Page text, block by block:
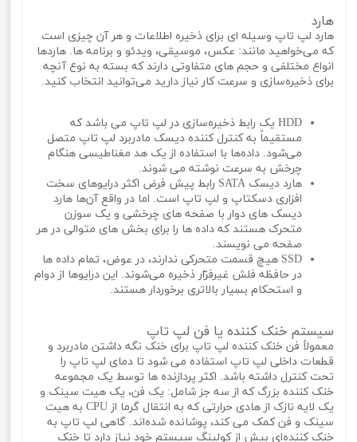
هارد
هارد لپ تاپ وسیله ای برای ذخیره اطلاعات و هر آن چیزی است
که می‌خواهید مانند: عکس، موسیقی، ویدئو و برنامه ها. هاردها
انواع مختلفی و حجم های متفاوتی دارند که بسته به نوع آنچه
برای ذخیره‌سازی و سرعت کار نیاز دارید می‌توانید انتخاب کنید.
HDD یک رابط ذخیره‌سازی در لپ تاپ می باشد که
مستقیماً به کنترل کننده دیسک مادربرد لپ تاپ متصل
می‌شود. داده‌ها با استفاده از یک هد مغناطیسی هنگام
چرخش به سرعت نوشته می‌ شوند.
هارد دیسک SATA رابط پیش فرض اکثر درایوهای سخت
افزاری دسکتاپ و لپ تاپ است. اما در واقع آن‌ها هارد
دیسک‌ های دوار با صفحه‌ های چرخشی و یک سوزن
متحرک هستند که داده ها را برای بخش های متوالی در هر
صفحه می‌ نویسند.
SSD هیچ قسمت متحرکی ندارند، در عوض، تمام داده ها
در حافظه فلش غیرفرّار ذخیره می‌شوند. این درایوها از دوام
و استحکام بسیار بالاتری برخوردار هستند.
سیستم خنک کننده یا فن لپ تاپ
معمولاً فن خنک کننده لپ تاپ برای خنک نگه داشتن مادربرد و
قطعات داخلی لپ تاپ استفاده می شود تا دمای لپ تاپ را
تحت کنترل داشته باشد. اکثر پردازنده ها توسط یک مجموعه
خنک کننده بزرگ که از سه جز شامل: یک فن، یک هیت سینک و
یک لایه نازک از هادی حرارتی که به انتقال گرما از CPU به هیت
سینک و فن کمک می‌ کند، پوشانده شده‌اند. گاهی لپ تاپ به
خنک کننده‌ای بیش از کولینگ سیستم خود نیاز دارد تا خنک